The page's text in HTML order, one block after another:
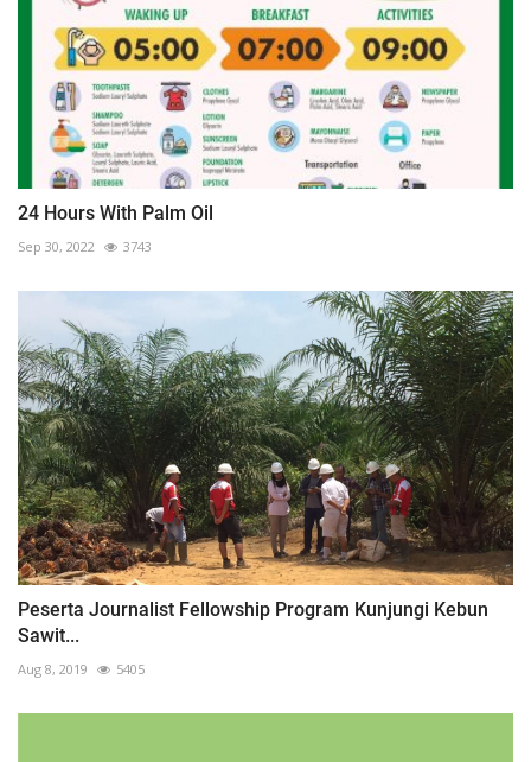
24 Hours With Palm Oil
Sep 30, 2022 3743
Peserta Journalist Fellowship Program Kunjungi Kebun
Sawit...
Aug 8, 2019 5405